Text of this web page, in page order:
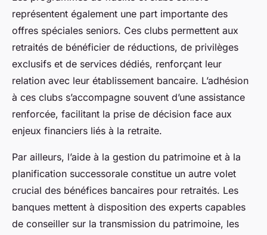
représentent également une part importante des
offres spéciales seniors. Ces clubs permettent aux
retraités de bénéficier de réductions, de privilèges
exclusifs et de services dédiés, renforçant leur
relation avec leur établissement bancaire. L’adhésion
à ces clubs s’accompagne souvent d’une assistance
renforcée, facilitant la prise de décision face aux
enjeux financiers liés à la retraite.
Par ailleurs, l’aide à la gestion du patrimoine et à la
planification successorale constitue un autre volet
crucial des bénéfices bancaires pour retraités. Les
banques mettent à disposition des experts capables
de conseiller sur la transmission du patrimoine, les